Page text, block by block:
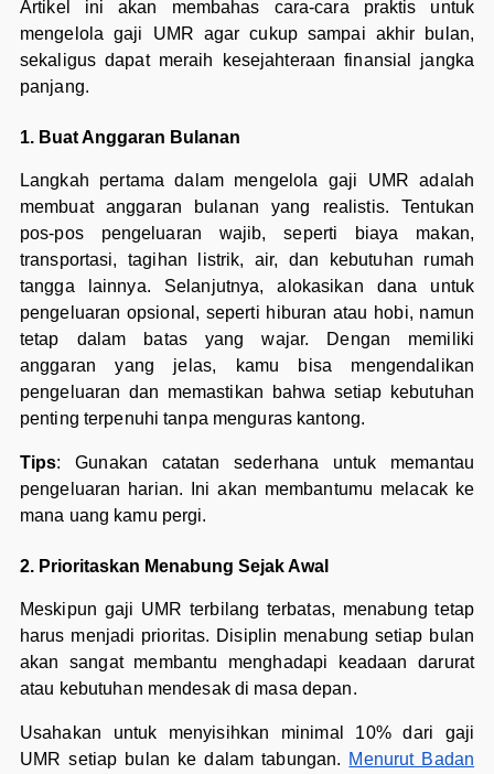
Artikel ini akan membahas cara-cara praktis untuk
mengelola gaji UMR agar cukup sampai akhir bulan,
sekaligus dapat meraih kesejahteraan finansial jangka
panjang.
1. Buat Anggaran Bulanan
Langkah pertama dalam mengelola gaji UMR adalah
membuat anggaran bulanan yang realistis. Tentukan
pos-pos pengeluaran wajib, seperti biaya makan,
transportasi, tagihan listrik, air, dan kebutuhan rumah
tangga lainnya. Selanjutnya, alokasikan dana untuk
pengeluaran opsional, seperti hiburan atau hobi, namun
tetap dalam batas yang wajar. Dengan memiliki
anggaran yang jelas, kamu bisa mengendalikan
pengeluaran dan memastikan bahwa setiap kebutuhan
penting terpenuhi tanpa menguras kantong.
Tips: Gunakan catatan sederhana untuk memantau
pengeluaran harian. Ini akan membantumu melacak ke
mana uang kamu pergi.
2. Prioritaskan Menabung Sejak Awal
Meskipun gaji UMR terbilang terbatas, menabung tetap
harus menjadi prioritas. Disiplin menabung setiap bulan
akan sangat membantu menghadapi keadaan darurat
atau kebutuhan mendesak di masa depan.
Usahakan untuk menyisihkan minimal 10% dari gaji
UMR setiap bulan ke dalam tabungan. Menurut Badan